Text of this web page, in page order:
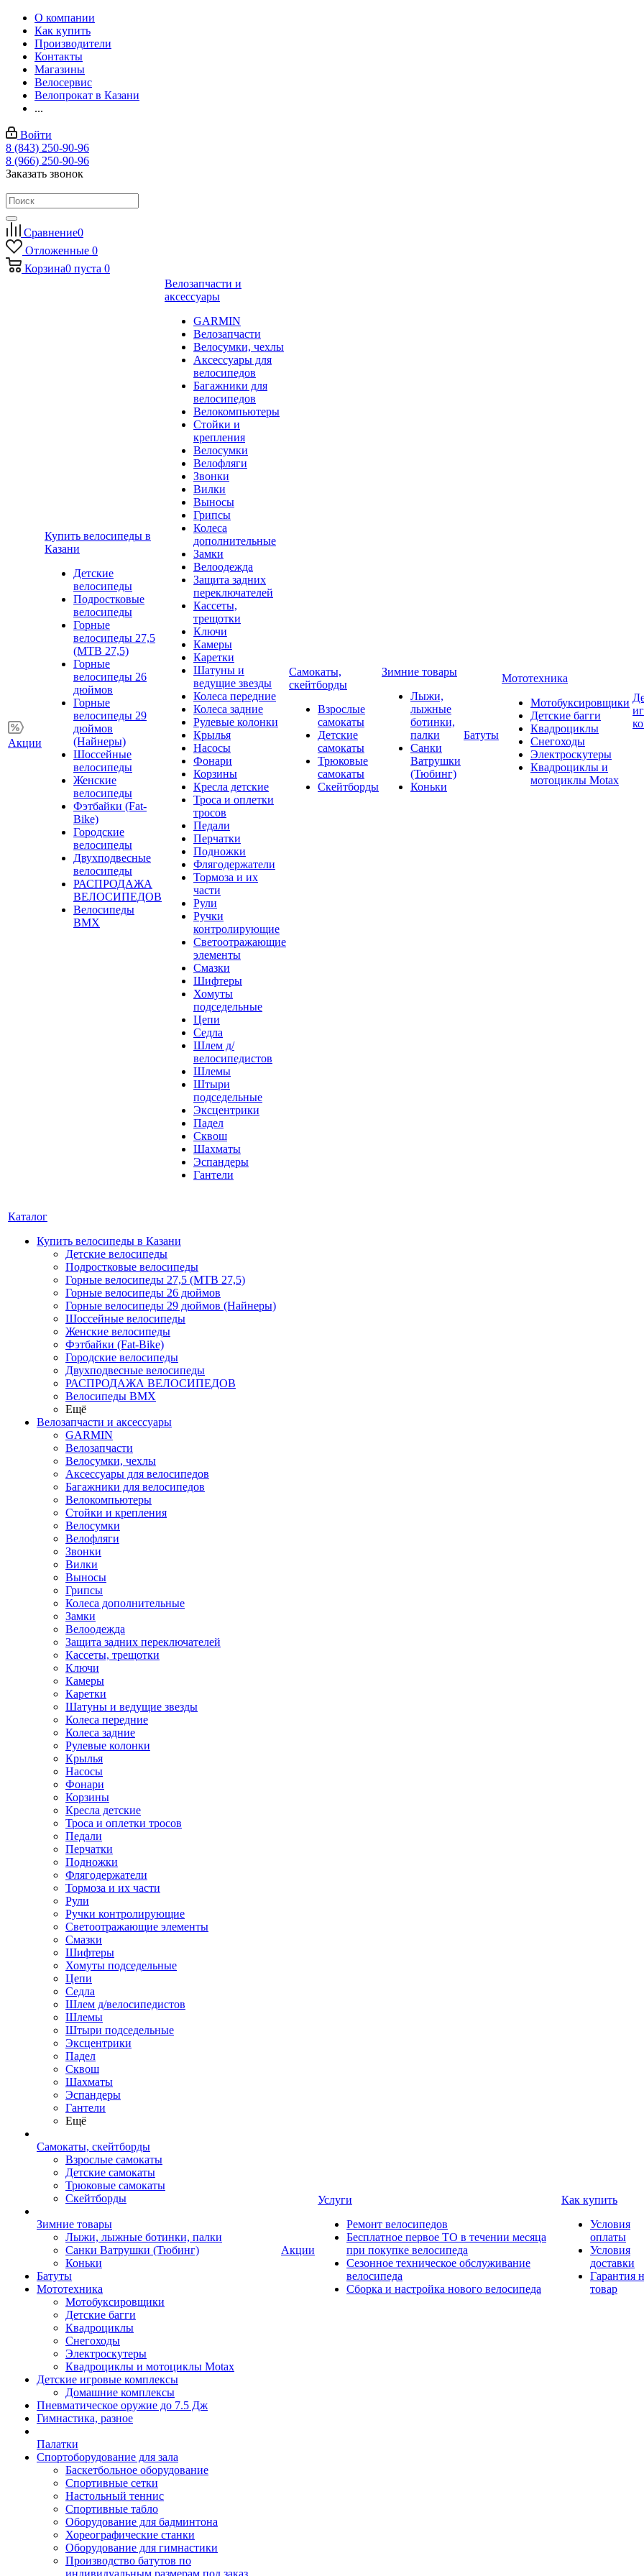
О компании
Как купить
Производители
Контакты
Магазины
Велосервис
Велопрокат в Казани
...
Войти
8 (843) 250-90-96
8 (966) 250-90-96
Заказать звонок
Сравнение0
Отложенные 0
Корзина0 пуста 0
Акции
Купить велосипеды в
Казани
Детские
велосипеды
Подростковые
велосипеды
Горные
велосипеды 27,5
(MTB 27,5)
Горные
велосипеды 26
дюймов
Горные
велосипеды 29
дюймов
(Найнеры)
Шоссейные
велосипеды
Женские
велосипеды
Фэтбайки (Fat-
Bike)
Городские
велосипеды
Двухподвесные
велосипеды
РАСПРОДАЖА
ВЕЛОСИПЕДОВ
Велосипеды
BMX
Велозапчасти и
аксессуары
GARMIN
Велозапчасти
Велосумки, чехлы
Аксессуары для
велосипедов
Багажники для
велосипедов
Велокомпьютеры
Стойки и
крепления
Велосумки
Велофляги
Звонки
Вилки
Выносы
Грипсы
Колеса
дополнительные
Замки
Велоодежда
Защита задних
переключателей
Кассеты,
трещотки
Ключи
Камеры
Каретки
Шатуны и
ведущие звезды
Колеса передние
Колеса задние
Рулевые колонки
Крылья
Насосы
Фонари
Корзины
Кресла детские
Троса и оплетки
тросов
Педали
Перчатки
Подножки
Флягодержатели
Тормоза и их
части
Рули
Ручки
контролирующие
Светоотражающие
элементы
Смазки
Шифтеры
Хомуты
подседельные
Цепи
Седла
Шлем д/
велосипедистов
Шлемы
Штыри
подседельные
Эксцентрики
Падел
Сквош
Шахматы
Эспандеры
Гантели
Самокаты,
скейтборды
Взрослые
самокаты
Детские
самокаты
Трюковые
самокаты
Скейтборды
Зимние товары
Лыжи,
лыжные
ботинки,
палки
Санки
Ватрушки
(Тюбинг)
Коньки
Батуты
Мототехника
Мотобуксировщики
Детские багги
Квадроциклы
Снегоходы
Электроскутеры
Квадроциклы и
мотоциклы Motax
Каталог
Купить велосипеды в Казани
Детские велосипеды
Подростковые велосипеды
Горные велосипеды 27,5 (MTB 27,5)
Горные велосипеды 26 дюймов
Горные велосипеды 29 дюймов (Найнеры)
Шоссейные велосипеды
Женские велосипеды
Фэтбайки (Fat-Bike)
Городские велосипеды
Двухподвесные велосипеды
РАСПРОДАЖА ВЕЛОСИПЕДОВ
Велосипеды BMX
Ещё
Велозапчасти и аксессуары
GARMIN
Велозапчасти
Велосумки, чехлы
Аксессуары для велосипедов
Багажники для велосипедов
Велокомпьютеры
Стойки и крепления
Велосумки
Велофляги
Звонки
Вилки
Выносы
Грипсы
Колеса дополнительные
Замки
Велоодежда
Защита задних переключателей
Кассеты, трещотки
Ключи
Камеры
Каретки
Шатуны и ведущие звезды
Колеса передние
Колеса задние
Рулевые колонки
Крылья
Насосы
Фонари
Корзины
Кресла детские
Троса и оплетки тросов
Педали
Перчатки
Подножки
Флягодержатели
Тормоза и их части
Рули
Ручки контролирующие
Светоотражающие элементы
Смазки
Шифтеры
Хомуты подседельные
Цепи
Седла
Шлем д/велосипедистов
Шлемы
Штыри подседельные
Эксцентрики
Падел
Сквош
Шахматы
Эспандеры
Гантели
Ещё
Самокаты, скейтборды
Взрослые самокаты
Детские самокаты
Трюковые самокаты
Скейтборды
Зимние товары
Лыжи, лыжные ботинки, палки
Санки Ватрушки (Тюбинг)
Коньки
Батуты
Мототехника
Мотобуксировщики
Детские багги
Квадроциклы
Снегоходы
Электроскутеры
Квадроциклы и мотоциклы Motax
Детские игровые комплексы
Домашние комплексы
Пневматическое оружие до 7.5 Дж
Гимнастика, разное
Палатки
Спортоборудование для зала
Баскетбольное оборудование
Спортивные сетки
Настольный теннис
Спортивные табло
Оборудование для бадминтона
Хореографические станки
Оборудование для гимнастики
Производство батутов по
индивидуальным размерам под заказ
Акции
Услуги
Ремонт велосипедов
Бесплатное первое ТО в течении месяца
при покупке велосипеда
Сезонное техническое обслуживание
велосипеда
Сборка и настройка нового велосипеда
Как купить
Условия
оплаты
Условия
доставки
Гарантия
товар